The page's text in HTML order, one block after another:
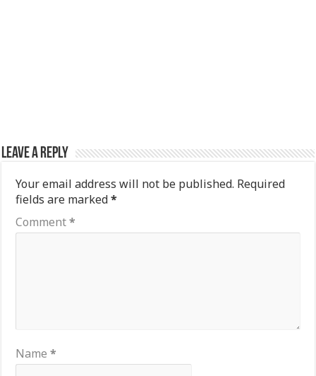
Leave a Reply
Your email address will not be published. Required
fields are marked*
Comment*
Name*